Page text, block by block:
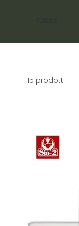
15 prodotti